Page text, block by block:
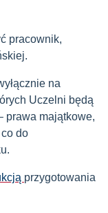
pracownik,
na
Uczelni będą
prawa majątkowe,
do
przygotowania